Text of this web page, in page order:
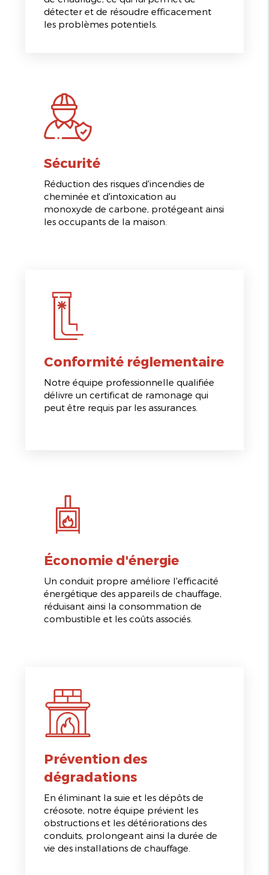
détecter et de résoudre efficacement
les problèmes potentiels.
Sécurité
Réduction des risques d'incendies de
cheminée et d'intoxication au
monoxyde de carbone, protégeant ainsi
les occupants de la maison.
Conformité réglementaire
Notre équipe professionnelle qualifiée
délivre un certificat de ramonage qui
peut être requis par les assurances.
Économie d'énergie
Un conduit propre améliore l'efficacité
énergétique des appareils de chauffage,
réduisant ainsi la consommation de
combustible et les coûts associés.
Prévention des
dégradations
En éliminant la suie et les dépôts de
créosote, notre équipe prévient les
obstructions et les détériorations des
conduits, prolongeant ainsi la durée de
vie des installations de chauffage.